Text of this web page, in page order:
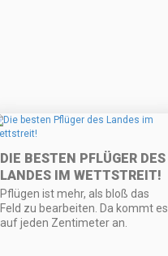
DIE BESTEN PFLÜGER DES
LANDES IM WETTSTREIT!
Pflügen ist mehr, als bloß das
Feld zu bearbeiten. Da kommt es
auf jeden Zentimeter an.